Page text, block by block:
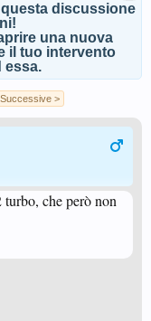
discussione
una nuova
il tuo intervento
essa.
Successive >
turbo, che però non